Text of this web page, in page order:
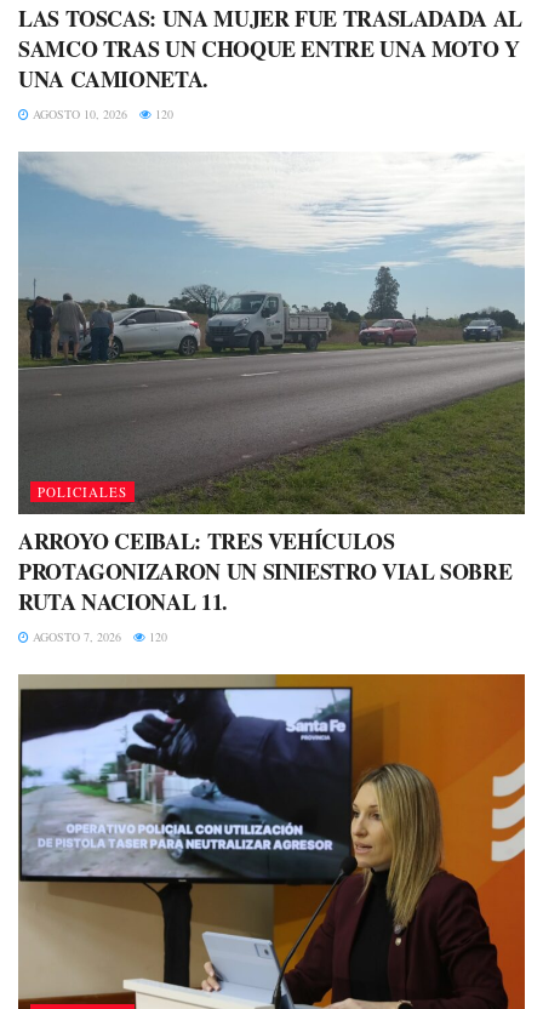
LAS TOSCAS: UNA MUJER FUE TRASLADADA AL
SAMCO TRAS UN CHOQUE ENTRE UNA MOTO Y
UNA CAMIONETA.
AGOSTO 10, 2026 120
POLICIALES
ARROYO CEIBAL: TRES VEHÍCULOS
PROTAGONIZARON UN SINIESTRO VIAL SOBRE
RUTA NACIONAL 11.
AGOSTO 7, 2026 120